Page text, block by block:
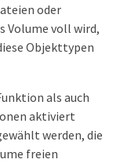
oder
Volume voll wird,
Objekttypen
als auch
aktiviert
werden, die
freien